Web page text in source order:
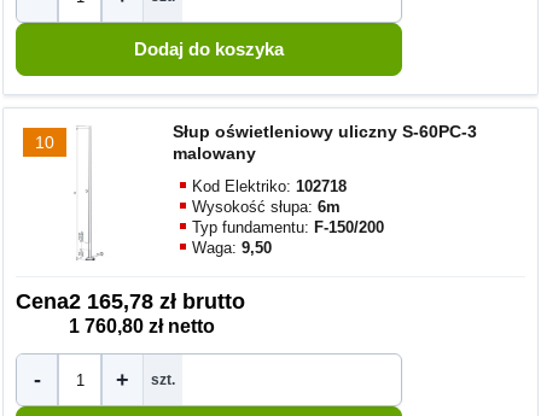
10
Słup oświetleniowy uliczny S-60PC-3
malowany
Kod Elektriko:102718
Wysokość słupa:6m
Typ fundamentu: F-150/200
Waga:9,50
Cena2 165,78 zł brutto
1 760,80 zł netto
- + szt.